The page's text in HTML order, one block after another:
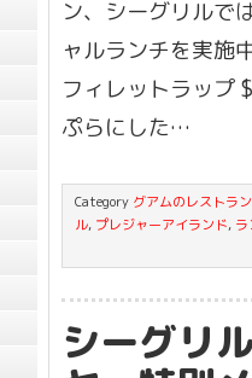
ン、シーグリルで
ャルランチを実施
フィレットラップ
ぷらにした…
Category グアムのレストラン
ル, プレジャーアイランド, ラ
シーグリ